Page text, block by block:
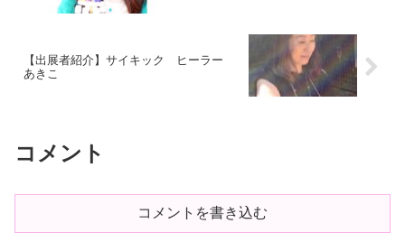
【出展者紹介】サイキック ヒーラー
あきこ
コメント
コメントを書き込む